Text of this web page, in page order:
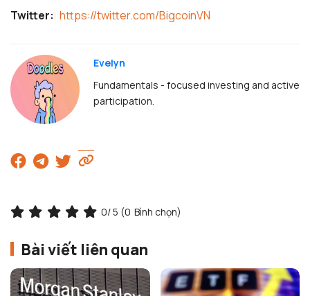
Twitter: https://twitter.com/BigcoinVN
Evelyn
Fundamentals - focused investing and active
participation.
0/ 5 (0 Bình chọn)
Bài viết liên quan